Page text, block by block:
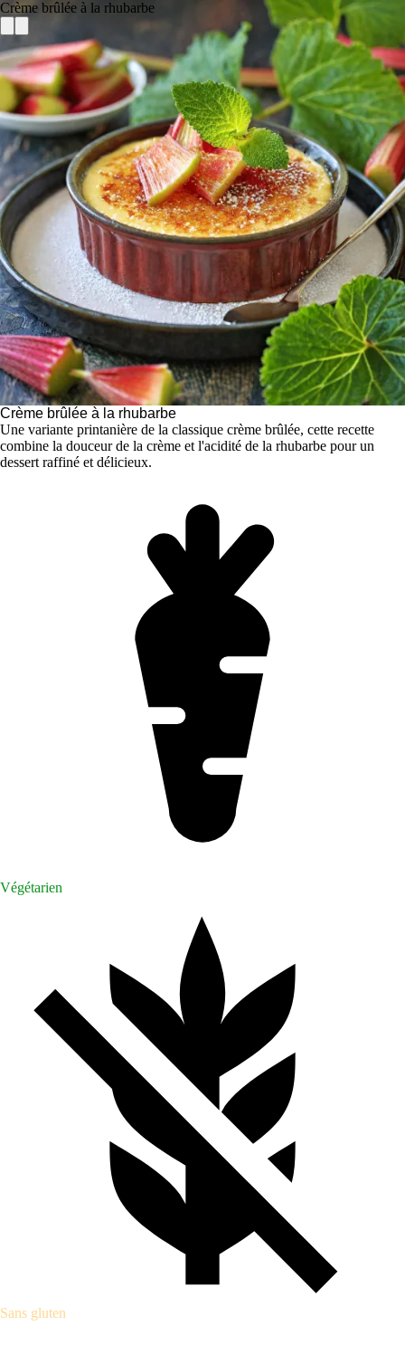
Crème brûlée à la rhubarbe
Crème brûlée à la rhubarbe
Une variante printanière de la classique crème brûlée, cette recette
combine la douceur de la crème et l'acidité de la rhubarbe pour un
dessert raffiné et délicieux.
Végétarien
Sans gluten